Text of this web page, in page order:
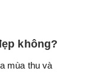
không?
mùa thu và